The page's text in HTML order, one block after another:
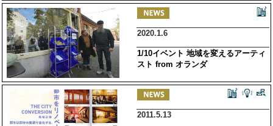
2020.1.6
1/10イベント 地域を変えるアーティ
スト from オランダ
2011.5.13